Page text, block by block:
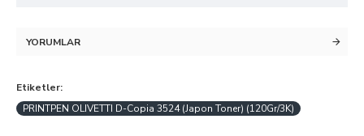
YORUMLAR
Etiketler:
PRINTPEN OLIVETTI D-Copia 3524 (Japon Toner) (120Gr/3K)